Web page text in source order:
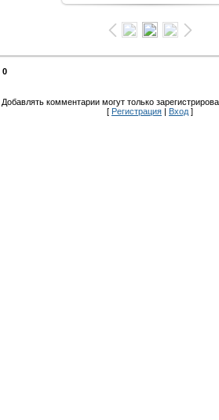
0
Добавлять комментарии могут только
[ Регистрация Вход]